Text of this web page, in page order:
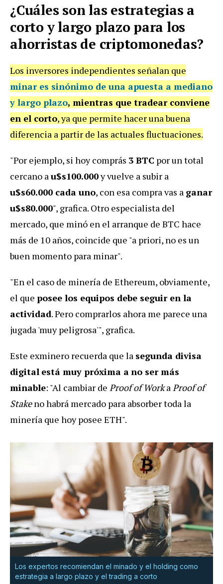
¿Cuáles son las estrategias a
corto y largo plazo para los
ahorristas de criptomonedas?
Los inversores independientes señalan que
minar es sinónimo de una apuesta a mediano
y largo plazo, mientras que tradear conviene
en el corto, ya que permite hacer una buena
diferencia a partir de las actuales fluctuaciones.
"Por ejemplo, si hoy comprás 3 BTC por un total
cercano a u$s100.000y vuelve a subir a
u$s60.000 cada uno, con esa compra vas a ganar
u$s80.000", grafica. Otro especialista del
mercado, que minó en el arranque de BTC hace
más de 10 años, coincide que "a priori, no es un
buen momento para minar".
"En el caso de minería de Ethereum, obviamente,
el que posee los equipos debe seguir en la
actividad. Pero comprarlos ahora me parece una
jugada 'muy peligrosa'", grafica.
Este exminero recuerda que la segunda divisa
digital está muy próxima a no ser más
minable: "Al cambiar de Proof of Worka Proof of
Stakeno habrá mercado para absorber toda la
minería que hoy posee ETH".
Los expertos recomiendan el minado y el holding como
estrategia a largo plazo y el trading a corto